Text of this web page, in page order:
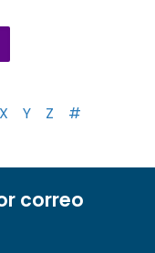
X Y Z #
correo